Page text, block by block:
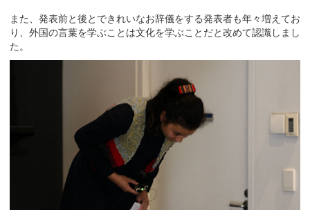
また、発表前と後とできれいなお辞儀をする発表者も年々増えてお
り、外国の言葉を学ぶことは文化を学ぶことだと改めて認識しまし
た。